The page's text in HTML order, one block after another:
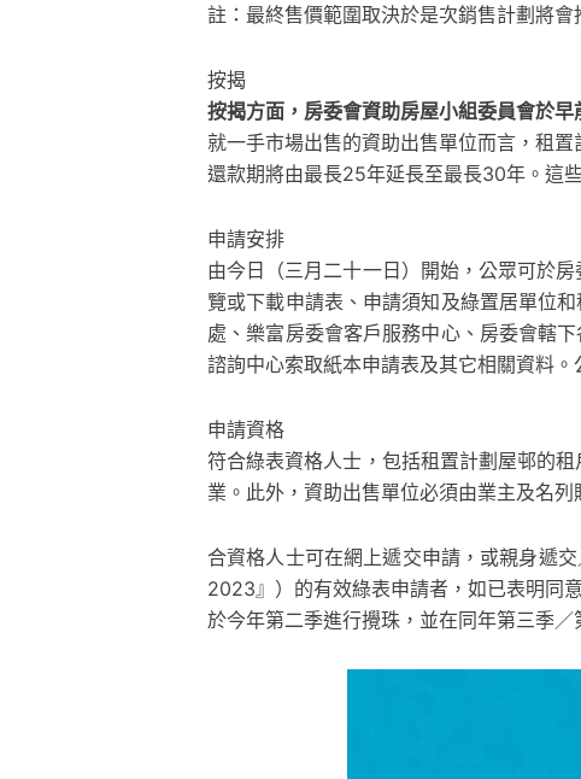
註：最終售價範圍取決於是次銷售計劃將會
按揭
按揭方面，房委會資助房屋小組委員會於
就一手市場出售的資助出售單位而言，租
還款期將由最長25年延長至最長30年。這
申請安排
由今日（三月二十一日）開始，公眾可於
覽或下載申請表、申請須知及綠置居單位
處、樂富房委會客戶服務中心、房委會轄
諮詢中心索取紙本申請表及其它相關資料
申請資格
符合綠表資格人士，包括租置計劃屋邨的
業。此外，資助出售單位必須由業主及名
合資格人士可在網上遞交申請，或親身遞
2023』）的有效綠表申請者，如已表明同
於今年第二季進行攪珠，並在同年第三季／